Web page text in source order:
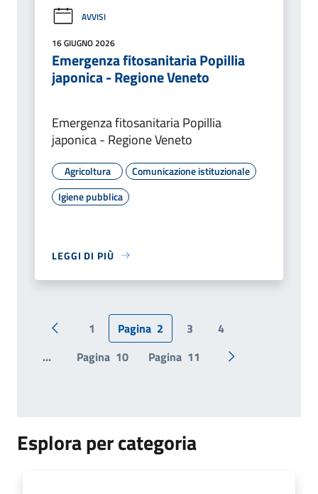
AVVISI
16 GIUGNO 2026
Emergenza fitosanitaria Popillia
japonica - Regione Veneto
Emergenza fitosanitaria Popillia
japonica - Regione Veneto
Agricoltura
Comunicazione istituzionale
Igiene pubblica
LEGGI DI PIÙ
Pagina precedente
1 Pagina 2 3
4
...
Pagina 10 Pagina 11 Pagina
Esplora per categoria